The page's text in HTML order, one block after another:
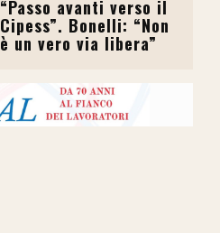
“Passo avanti verso il
Cipess”. Bonelli: “Non
è un vero via libera”